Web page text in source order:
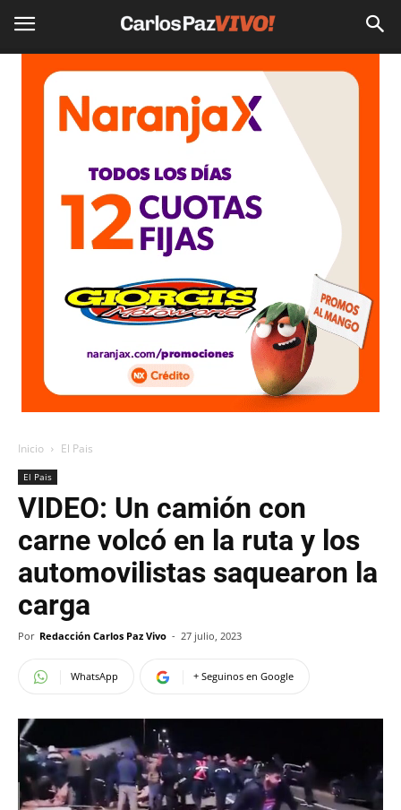
Inicio El Pais
El Pais
VIDEO: Un camión con
carne volcó en la ruta y los
automovilistas saquearon la
carga
Por Redacción Carlos Paz Vivo - 27 julio, 2023
WhatsApp + Seguinos en Google